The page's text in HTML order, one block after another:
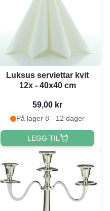
Luksus serviettar kvit
12x - 40x40 cm
59,00 kr
På lager 8 - 12 dager
LEGG TIL